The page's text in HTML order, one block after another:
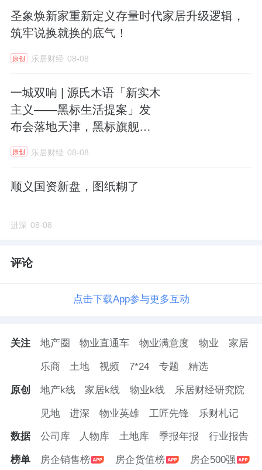
圣象焕新家重新定义存量时代家居升级逻辑，
筑牢说换就换的底气！
原创 乐居财经 08-08
一城双响 | 源氏木语「新实木
主义——黑标生活提案」发
布会落地天津，黑标旗舰店
盛大启幕
原创 乐居财经 08-08
顺义国资新盘，图纸糊了
进深 08-08
评论
点击下载App参与更多互动
关注 地产圈 物业直通车 物业满意度 物业 家居
乐商 土地 视频 7*24 专题 精选
原创 地产k线 家居k线 物业k线 乐居财经研究院
见地 进深 物业英雄 工匠先锋 乐财札记
数据 公司库 人物库 土地库 季报年报 行业报告
榜单 房企销售榜 房企货值榜 房企500强